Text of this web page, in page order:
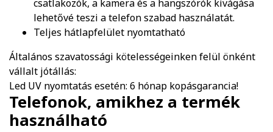
csatlakozók, a kamera és a hangszórók kivágása
lehetővé teszi a telefon szabad használatát.
Teljes hátlapfelület nyomtatható
Általános szavatossági kötelességeinken felül önként
vállalt jótállás:
Led UV nyomtatás esetén: 6 hónap kopásgarancia!
Telefonok, amikhez a termék
használható